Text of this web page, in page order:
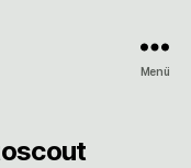
Menü